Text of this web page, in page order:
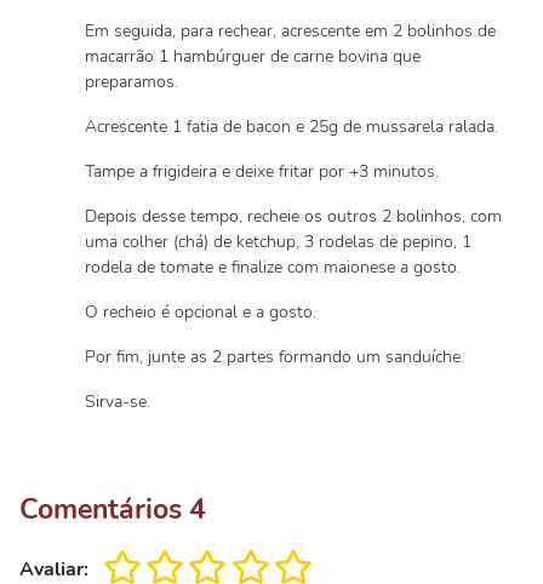
Em seguida, para rechear, acrescente em 2 bolinhos de
macarrão 1 hambúrguer de carne bovina que
preparamos.
Acrescente 1 fatia de bacon e 25g de mussarela ralada.
Tampe a frigideira e deixe fritar por +3 minutos.
Depois desse tempo, recheie os outros 2 bolinhos, com
uma colher (chá) de ketchup, 3 rodelas de pepino, 1
rodela de tomate e finalize com maionese a gosto.
O recheio é opcional e a gosto.
Por fim, junte as 2 partes formando um sanduíche.
Sirva-se.
Comentários4
Avaliar: